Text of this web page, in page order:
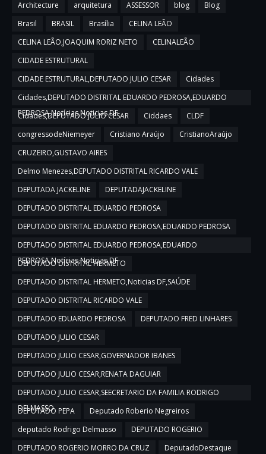
Architecture
arquitetura ASSESSOR blog
Blog
Brasil
BRASIL Brasília
CELINA LEÃO
CELINA LEÃO,JOAQUIM RORIZ NETO
CELINALEÃO
CIDADE ESTRUTURAL
CIDADE ESTRUTURAL,DEPUTADO JULIO CESAR
Cidades
Cidades,DEPUTADO DISTRITAL EDUARDO PEDROSA,EDUARDO
PEDROSA,Notícias,Noticias DF
Cidades,DEPUTADO JULIO CESAR Ciddaes
CLDF
congressodeNiemeyer
Cristiano Araújo
CristianoAraújo
CRUZEIRO,GUSTAVO AIRES
Delmo Menezes,DEPUTADO DISTRITAL RICARDO VALE
DEPUTADA JACKELINE
DEPUTADAJACKELINE
DEPUTADO DISTRITAL EDUARDO PEDROSA
DEPUTADO DISTRITAL EDUARDO PEDROSA,EDUARDO PEDROSA
DEPUTADO DISTRITAL EDUARDO PEDROSA,EDUARDO
PEDROSA,Notícias,Noticias DF
DEPUTADO DISTRITAL HERMETO
DEPUTADO DISTRITAL HERMETO,Noticias DF,SAÚDE
DEPUTADO DISTRITAL RICARDO VALE
DEPUTADO EDUARDO PEDROSA
DEPUTADO FRED LINHARES
DEPUTADO JULIO CESAR
DEPUTADO JULIO CESAR,GOVERNADOR IBANES
DEPUTADO JULIO CESAR,RENATA DAGUIAR
DEPUTADO JULIO CESAR,SEECRETARIO DA FAMILIA RODRIGO
DELMASSO
DEPUTADO PEPA
Deputado Roberio Negreiros
deputado Rodrigo Delmasso
DEPUTADO ROGERIO
DEPUTADO ROGERIO MORRO DA CRUZ
DeputadoDestaque